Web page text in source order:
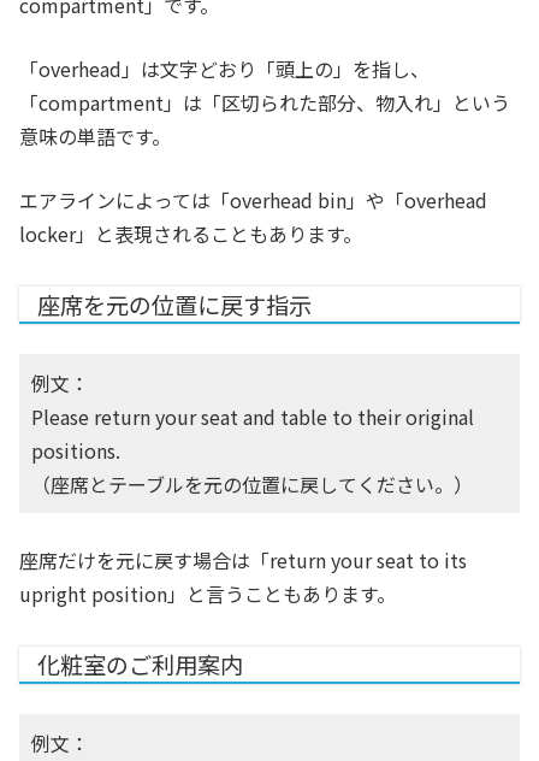
「overhead」は文字どおり「頭上の」を指し、
「compartment」は「区切られた部分、物入れ」という
意味の単語です。
エアラインによっては「overhead bin」や「overhead
locker」と表現されることもあります。
座席を元の位置に戻す指示
例文：
Please return your seat and table to their original
positions.
（座席とテーブルを元の位置に戻してください。）
座席だけを元に戻す場合は「return your seat to its
upright position」と言うこともあります。
化粧室のご利用案内
例文：